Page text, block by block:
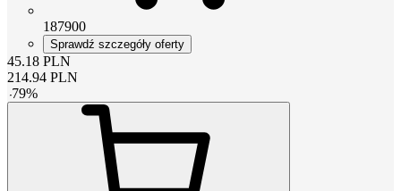
187900
Sprawdź szczegóły oferty
45.18 PLN
214.94 PLN
-79%